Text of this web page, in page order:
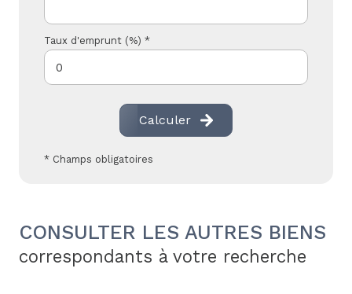
Taux d'emprunt (%) *
Calculer
* Champs obligatoires
CONSULTER LES AUTRES BIENS
correspondants à votre recherche